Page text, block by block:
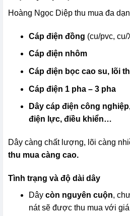
Hoàng Ngọc Diệp thu mua đa
Cáp điện đồng (cu/pvc, cu/
Cáp điện nhôm
Cáp điện bọc cao su, lõi
Cáp điện 1 pha – 3 pha
Dây cáp điện công
điện lực, điều khiển…
Dây càng chất lượng, lõi càng
thu mua càng cao.
Tình trạng và độ dài dây
Dây còn nguyên cuộn,
nát sẽ được thu mua với